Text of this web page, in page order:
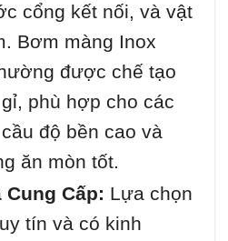
cổng kết nối, và vật
Bơm màng Inox
được chế tạo
phù hợp cho các
độ bền cao và
ăn mòn tốt.
Cung Cấp: Lựa chọn
tín và có kinh